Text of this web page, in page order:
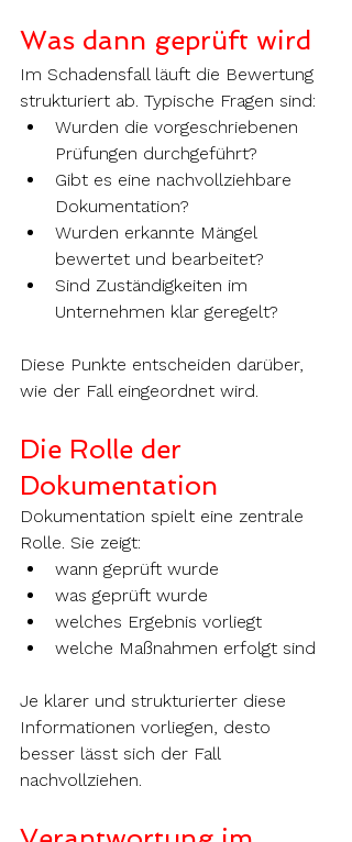
Was dann geprüft wird
Im Schadensfall läuft die Bewertung
strukturiert ab. Typische Fragen sind:
Wurden die vorgeschriebenen
Prüfungen durchgeführt?
Gibt es eine nachvollziehbare
Dokumentation?
Wurden erkannte Mängel
bewertet und bearbeitet?
Sind Zuständigkeiten im
Unternehmen klar geregelt?
Diese Punkte entscheiden darüber,
wie der Fall eingeordnet wird.
Die Rolle der
Dokumentation
Dokumentation spielt eine zentrale
Rolle. Sie zeigt:
wann geprüft wurde
was geprüft wurde
welches Ergebnis vorliegt
welche Maßnahmen erfolgt sind
Je klarer und strukturierter diese
Informationen vorliegen, desto
besser lässt sich der Fall
nachvollziehen.